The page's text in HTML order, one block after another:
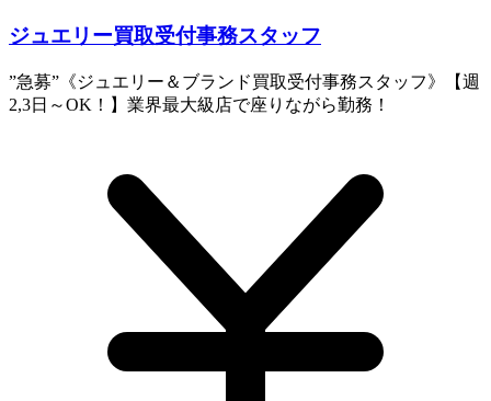
ジュエリー買取受付事務スタッフ
”急募”《ジュエリー＆ブランド買取受付事務スタッフ》【週
2,3日～OK！】業界最大級店で座りながら勤務！